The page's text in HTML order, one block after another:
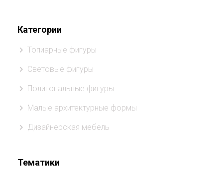
Категории
Топиарные фигуры
Световые фигуры
Полигональные фигуры
Малые архитектурные формы
Дизайнерская мебель
Тематики